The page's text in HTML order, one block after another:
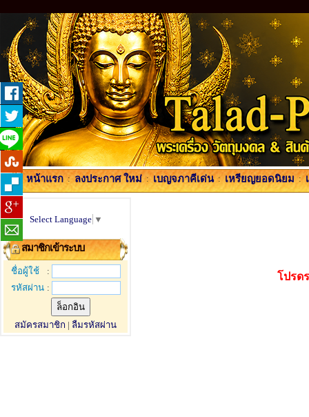
หน้าแรก : ลงประกาศ ใหม่ : เบญจภาคีเด่น : เหรียญยอดนิยม :
Select Language ▼
สมาชิกเข้าระบบ
ชื่อผู้ใช้
:
รหัสผ่าน :
สมัครสมาชิก | ลืมรหัสผ่าน
โปรด